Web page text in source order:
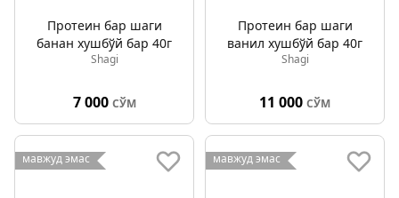
Протеин бар шаги
банан хушбўй бар 40г
Shagi
7 000 СЎМ
Протеин бар шаги
ванил хушбўй бар 40г
Shagi
11 000 СЎМ
мавжуд эмас мавжуд эмас